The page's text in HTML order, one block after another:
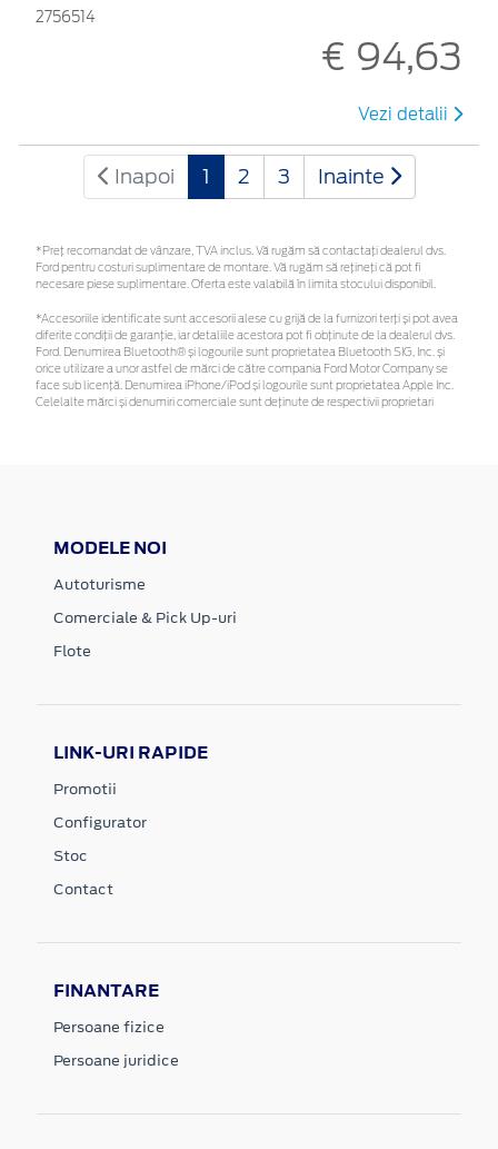
2756514
€ 94,63
Vezi detalii
Inapoi 1 2 3 Inainte
*Preţ recomandat de vânzare, TVA inclus. Vă rugăm să contactaţi dealerul dvs.
Ford pentru costuri suplimentare de montare. Vă rugăm să rețineți că pot fi
necesare piese suplimentare. Oferta este valabilă în limita stocului disponibil.
*Accesoriile identificate sunt accesorii alese cu grijă de la furnizori terți și pot avea
diferite condiții de garanție, iar detaliile acestora pot fi obținute de la dealerul dvs.
Ford. Denumirea Bluetooth® și logourile sunt proprietatea Bluetooth SIG, Inc. și
orice utilizare a unor astfel de mărci de către compania Ford Motor Company se
face sub licență. Denumirea iPhone/iPod și logourile sunt proprietatea Apple Inc.
Celelalte mărci și denumiri comerciale sunt deținute de respectivii proprietari
MODELE NOI
Autoturisme
Comerciale & Pick Up-uri
Flote
LINK-URI RAPIDE
Promotii
Configurator
Stoc
Contact
FINANTARE
Persoane fizice
Persoane juridice